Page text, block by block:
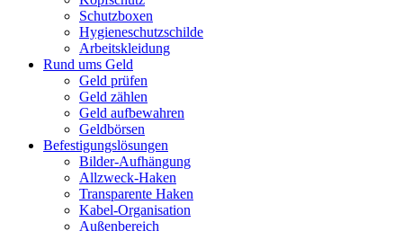
Schutzboxen
Hygieneschutzschilde
Arbeitskleidung
Rund ums Geld
Geld prüfen
Geld zählen
Geld aufbewahren
Geldbörsen
Befestigungslösungen
Bilder-Aufhängung
Allzweck-Haken
Transparente Haken
Kabel-Organisation
Außenbereich